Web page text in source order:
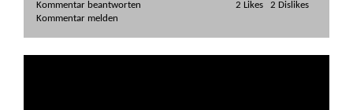
Kommentar beantworten
2 Likes   2 Dislikes